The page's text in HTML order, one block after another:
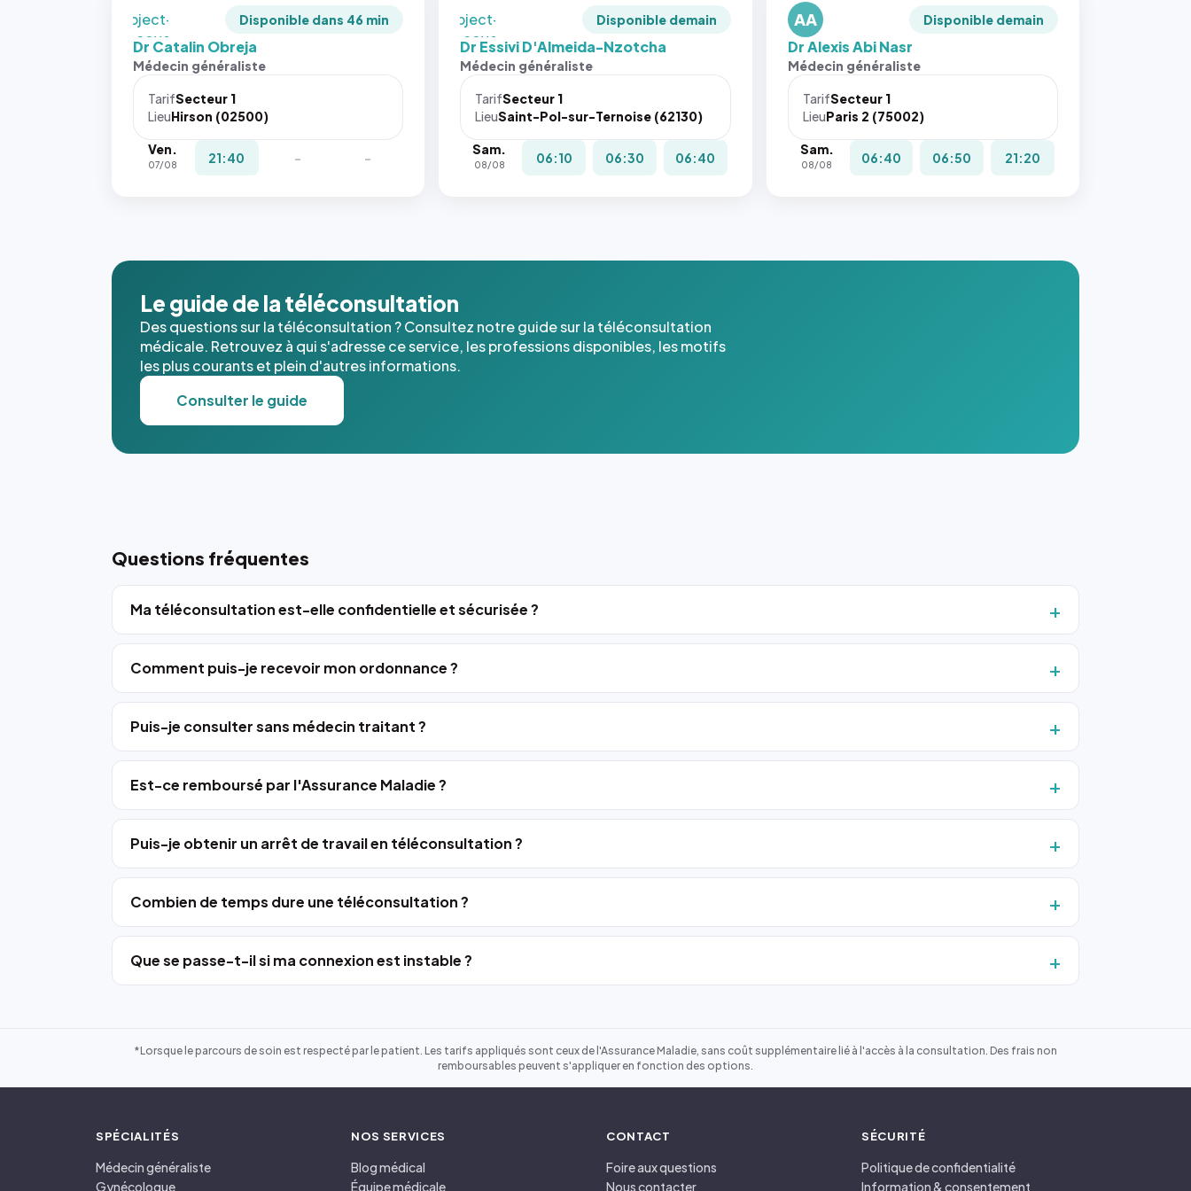
`object-
fit: cover`.
Sans ces
navigateur
pas la
place, et
l'annuaire
dans ce
cas. #}
Disponible dans 46 min
Dr Catalin Obreja
Médecin généraliste
TarifSecteur 1
LieuHirson (02500)
Ven.
07/08 21:40 - -
`object-
fit: cover`.
Sans ces
navigateur
pas la
place, et
cas. #}
Disponible demain
Dr Essivi D'Almeida-Nzotcha
Médecin généraliste
TarifSecteur 1
LieuSaint-Pol-sur-Ternoise (62130)
Sam.
08/08 06:10 06:30 06:40
AA Disponible demain
Dr Alexis Abi Nasr
Médecin généraliste
TarifSecteur 1
LieuParis 2 (75002)
Sam.
08/08 06:40 06:50 21:20
Le guide de la téléconsultation
Des questions sur la téléconsultation ? Consultez notre guide sur la téléconsultation
médicale. Retrouvez à qui s'adresse ce service, les professions disponibles, les motifs
les plus courants et plein d'autres informations.
Consulter le guide
Questions fréquentes
Ma téléconsultation est-elle confidentielle et sécurisée ?
Comment puis-je recevoir mon ordonnance ?
Puis-je consulter sans médecin traitant ?
Est-ce remboursé par l'Assurance Maladie ?
Puis-je obtenir un arrêt de travail en téléconsultation ?
Combien de temps dure une téléconsultation ?
Que se passe-t-il si ma connexion est instable ?
*Lorsque le parcours de soin est respecté par le patient. Les tarifs appliqués sont ceux de l'Assurance Maladie, sans coût supplémentaire lié à l'accès à la consultation. Des frais non
remboursables peuvent s'appliquer en fonction des options.
SPÉCIALITÉS
Médecin généraliste
Gynécologue
NOS SERVICES
Blog médical
Équipe médicale
CONTACT
Foire aux questions
Nous contacter
SÉCURITÉ
Politique de confidentialité
Information & consentement